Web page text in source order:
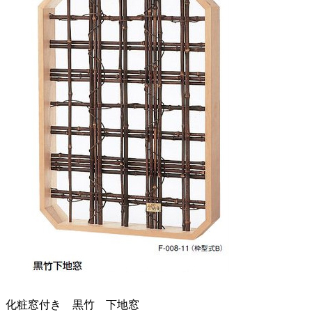
化粧窓付き 黒竹 下地窓